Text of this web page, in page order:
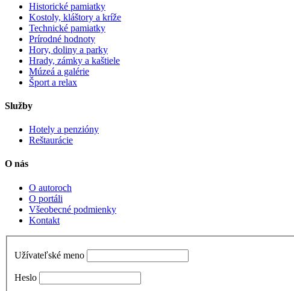
Historické pamiatky
Kostoly, kláštory a kríže
Technické pamiatky
Prírodné hodnoty
Hory, doliny a parky
Hrady, zámky a kaštiele
Múzeá a galérie
Šport a relax
Služby
Hotely a penzióny
Reštaurácie
O nás
O autoroch
O portáli
Všeobecné podmienky
Kontakt
Užívateľské meno
Heslo